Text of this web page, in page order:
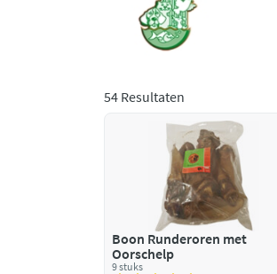
54 Resultaten
Boon Runderoren met
Oorschelp
9 stuks